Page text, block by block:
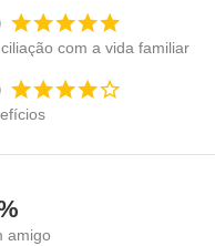
com a vida familiar
amigo